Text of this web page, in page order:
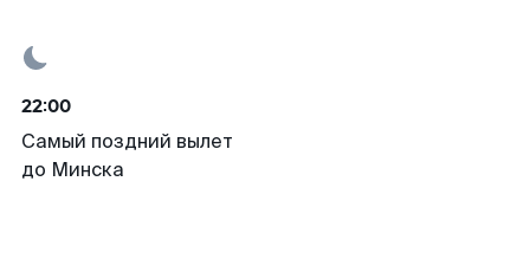
22:00
Самый поздний вылет
до Минска